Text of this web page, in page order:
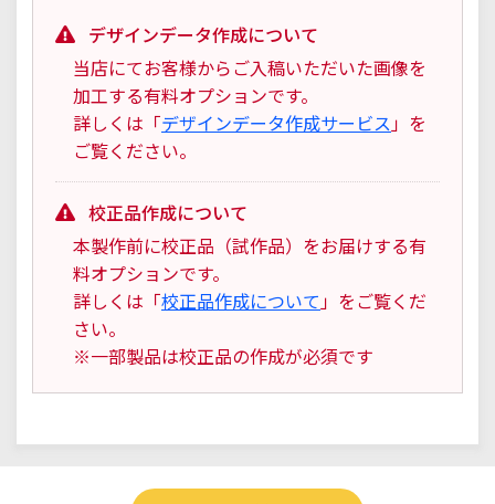
デザインデータ作成について
当店にてお客様からご入稿いただいた画像を
加工する有料オプションです。
詳しくは「デザインデータ作成サービス 」を
ご覧ください。
校正品作成について
本製作前に校正品（試作品）をお届けする有
料オプションです。
詳しくは「校正品作成について 」をご覧くだ
さい。
※一部製品は校正品の作成が必須です